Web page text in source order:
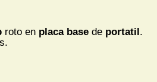
roto en placa base de portatil .